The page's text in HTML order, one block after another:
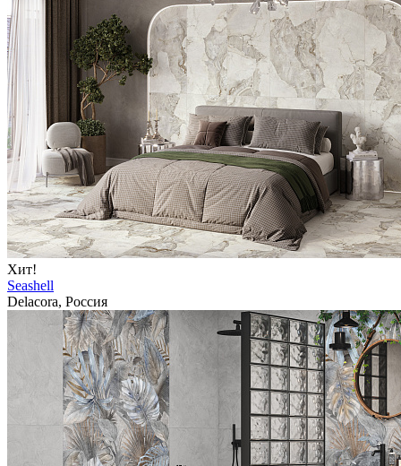
Хит!
Seashell
Delacora, Россия